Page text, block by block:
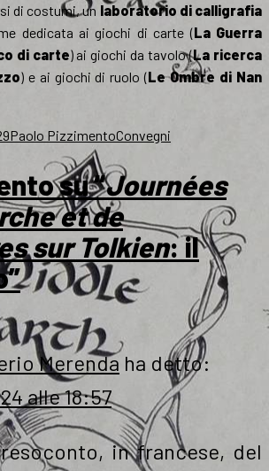
di costumi, un laboratorio di calligrafia
dedicata ai giochi di carte (La Guerra
di carte) ai giochi da tavolo (La ricerca
) e ai giochi di ruolo (Le Ombre di Nan
Autore
Paolo PizzimentoCategorie
Convegni
su “Journées
et de
sur Tolkien: il
Merenda ha detto:
alle 18:57
in francese, del